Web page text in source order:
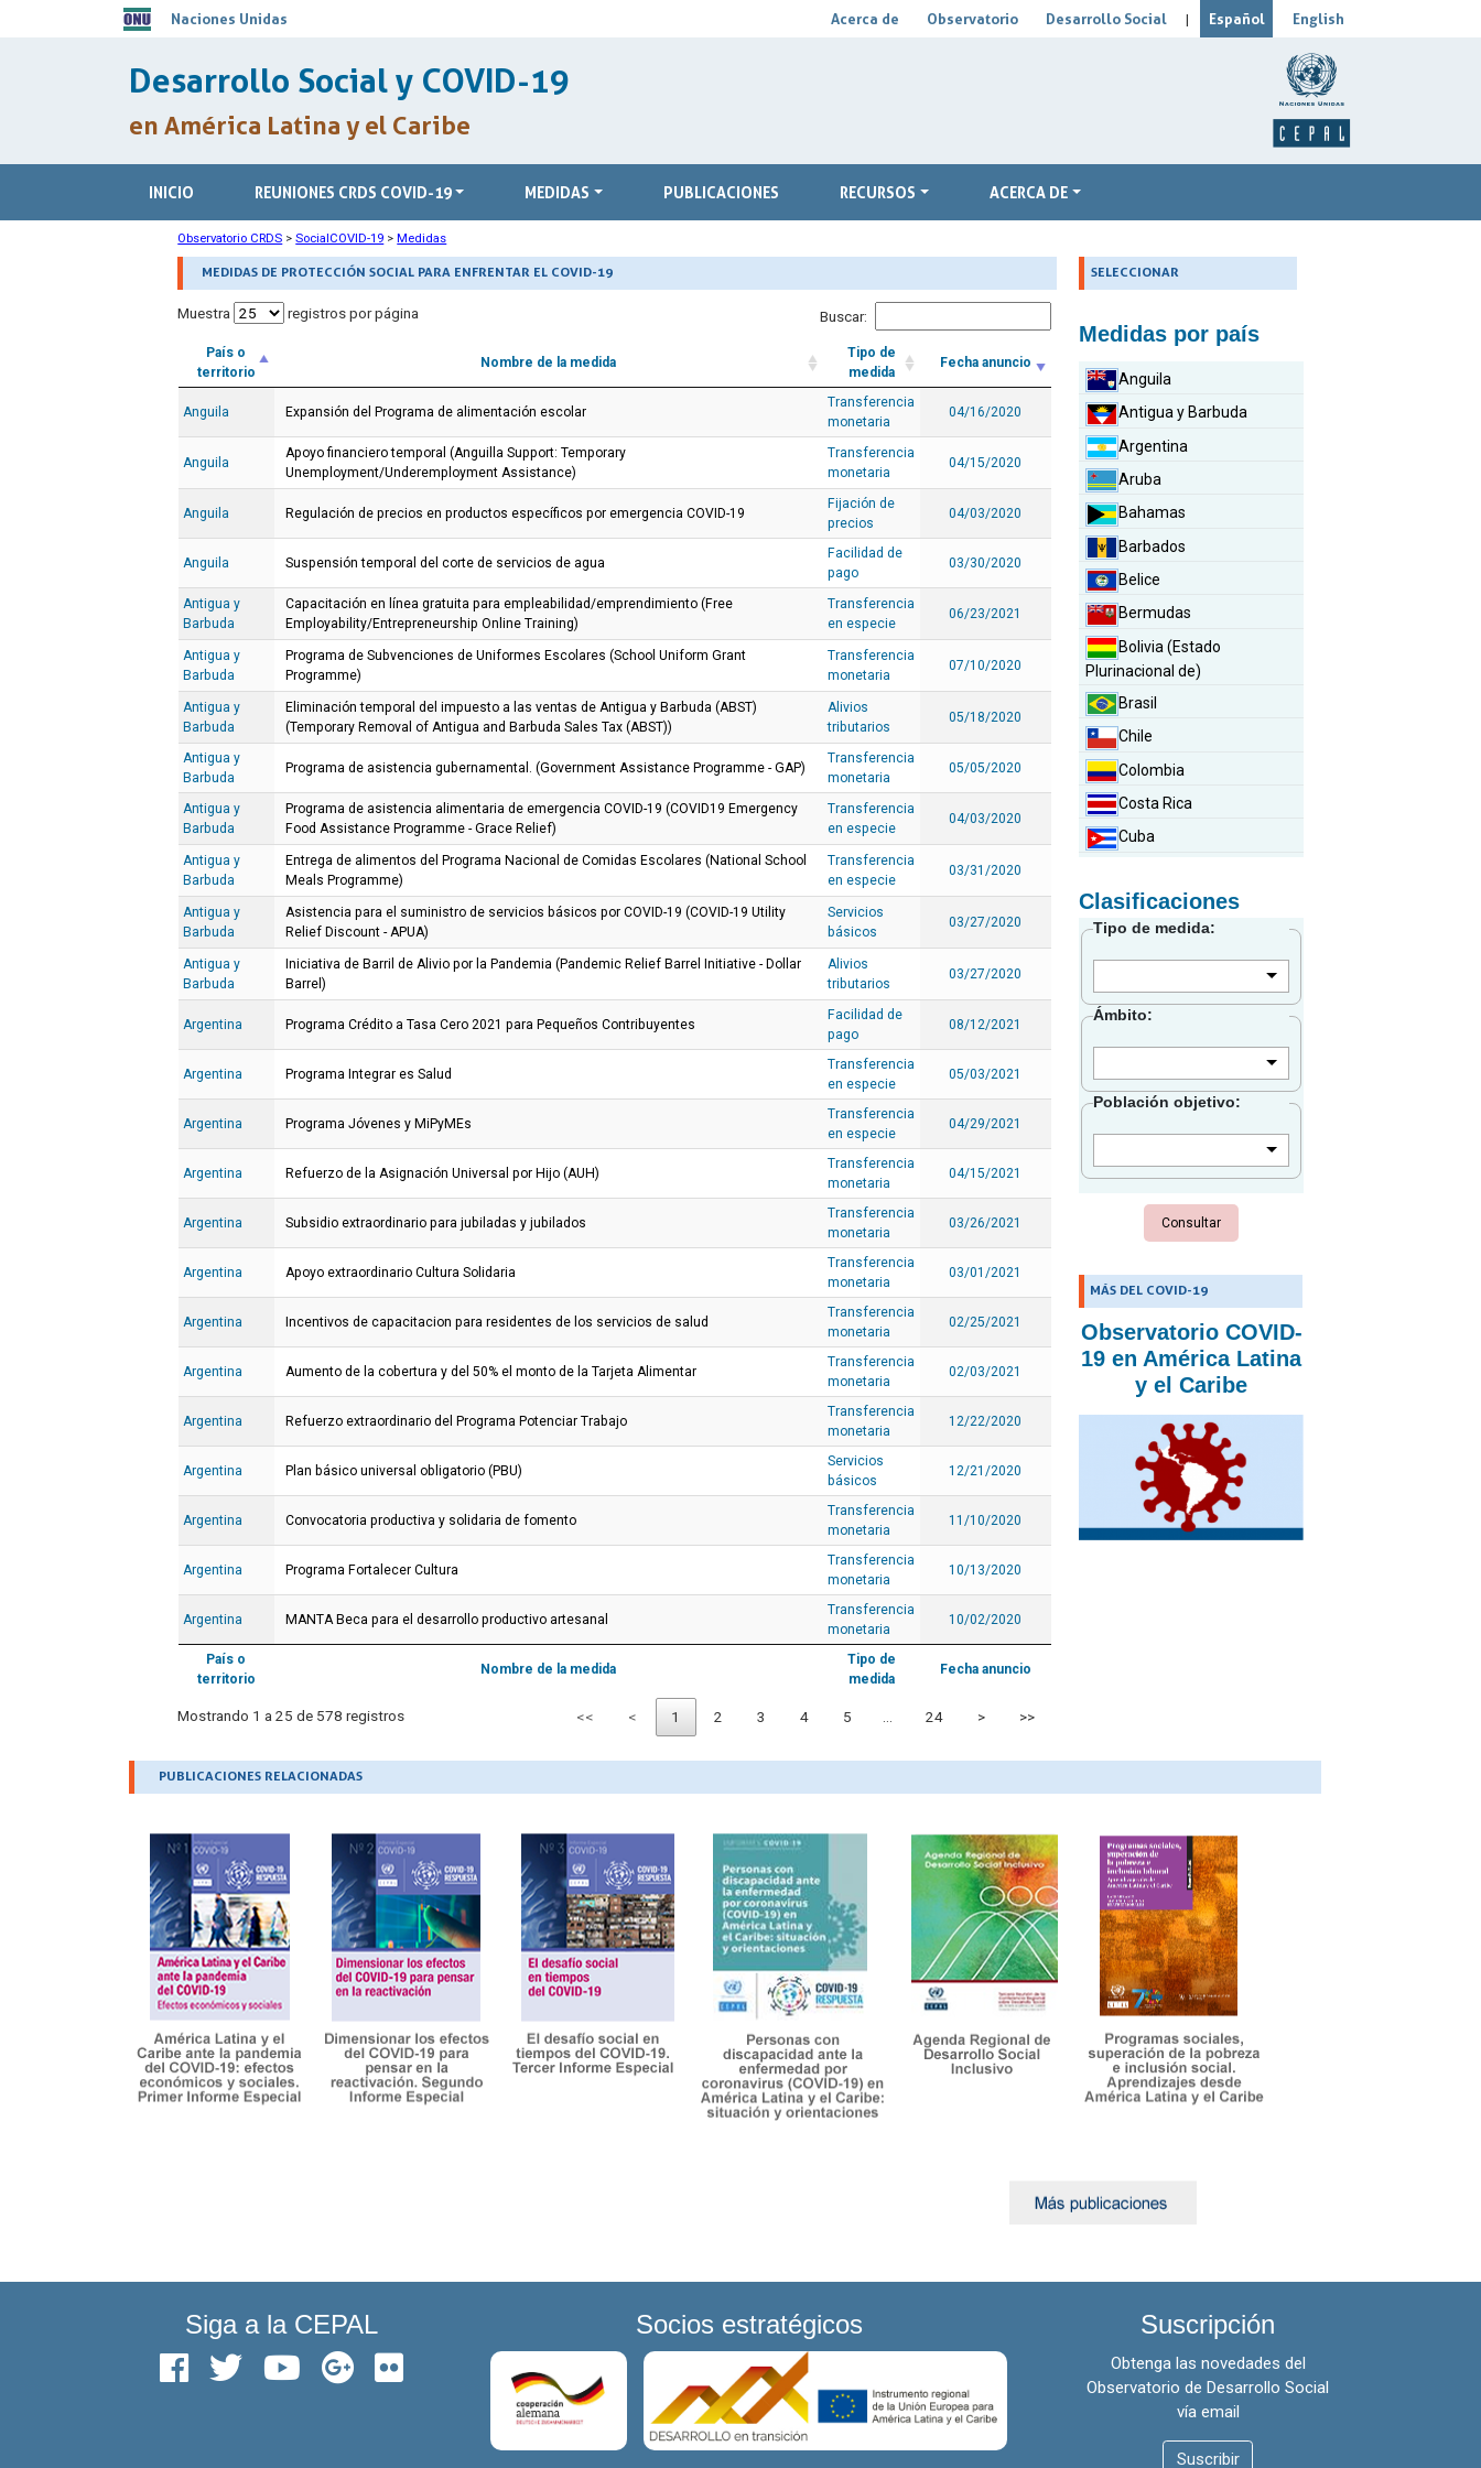
Naciones Unidas Acerca de Observatorio Desarrollo Social | Español English
Desarrollo Social y COVID-19
en América Latina y el Caribe
INICIO REUNIONES CRDS COVID-19 MEDIDAS PUBLICACIONES RECURSOS ACERCA DE
Observatorio CRDS >SocialCOVID-19 >Medidas
MEDIDAS DE PROTECCIÓN SOCIAL PARA ENFRENTAR EL COVID-19
Muestra registros por página Buscar:
País o
territorio
Nombre de la medida
Tipo de
medida
Fecha anuncio
Anguila Expansión del Programa de alimentación escolar
Transferencia
monetaria
04/16/2020
Anguila
Apoyo financiero temporal (Anguilla Support: Temporary
Unemployment/Underemployment Assistance)
Transferencia
monetaria
04/15/2020
Anguila Regulación de precios en productos específicos por emergencia COVID-19
Fijación de
precios
04/03/2020
Anguila Suspensión temporal del corte de servicios de agua
Facilidad de
pago
03/30/2020
Antigua y
Barbuda
Capacitación en línea gratuita para empleabilidad/emprendimiento (Free
Employability/Entrepreneurship Online Training)
Transferencia
en especie
06/23/2021
Antigua y
Barbuda
Programa de Subvenciones de Uniformes Escolares (School Uniform Grant
Programme)
Transferencia
monetaria
07/10/2020
Antigua y
Barbuda
Eliminación temporal del impuesto a las ventas de Antigua y Barbuda (ABST)
(Temporary Removal of Antigua and Barbuda Sales Tax (ABST))
Alivios
tributarios
05/18/2020
Antigua y
Barbuda
Programa de asistencia gubernamental. (Government Assistance Programme - GAP)
Transferencia
monetaria
05/05/2020
Antigua y
Barbuda
Programa de asistencia alimentaria de emergencia COVID-19 (COVID19 Emergency
Food Assistance Programme - Grace Relief)
Transferencia
en especie
04/03/2020
Antigua y
Barbuda
Entrega de alimentos del Programa Nacional de Comidas Escolares (National School
Meals Programme)
Transferencia
en especie
03/31/2020
Antigua y
Barbuda
Asistencia para el suministro de servicios básicos por COVID-19 (COVID-19 Utility
Relief Discount - APUA)
Servicios
básicos
03/27/2020
Antigua y
Barbuda
Iniciativa de Barril de Alivio por la Pandemia (Pandemic Relief Barrel Initiative - Dollar
Barrel)
Alivios
tributarios
03/27/2020
Argentina Programa Crédito a Tasa Cero 2021 para Pequeños Contribuyentes
Facilidad de
pago
08/12/2021
Argentina Programa Integrar es Salud
Transferencia
en especie
05/03/2021
Argentina Programa Jóvenes y MiPyMEs
Transferencia
en especie
04/29/2021
Argentina Refuerzo de la Asignación Universal por Hijo (AUH)
Transferencia
monetaria
04/15/2021
Argentina Subsidio extraordinario para jubiladas y jubilados
Transferencia
monetaria
03/26/2021
Argentina Apoyo extraordinario Cultura Solidaria
Transferencia
monetaria
03/01/2021
Argentina Incentivos de capacitacion para residentes de los servicios de salud
Transferencia
monetaria
02/25/2021
Argentina Aumento de la cobertura y del 50% el monto de la Tarjeta Alimentar
Transferencia
monetaria
02/03/2021
Argentina Refuerzo extraordinario del Programa Potenciar Trabajo
Transferencia
monetaria
12/22/2020
Argentina Plan básico universal obligatorio (PBU)
Servicios
básicos
12/21/2020
Argentina Convocatoria productiva y solidaria de fomento
Transferencia
monetaria
11/10/2020
Argentina Programa Fortalecer Cultura
Transferencia
monetaria
10/13/2020
Argentina MANTA Beca para el desarrollo productivo artesanal
Transferencia
monetaria
10/02/2020
País o
territorio
Nombre de la medida
Tipo de
medida
Fecha anuncio
Mostrando 1 a 25 de 578 registros << < 1 2 3 4 5 … 24 > >>
_SELECCIONAR
Medidas por país
Anguila
Antigua y Barbuda
Argentina
Aruba
Bahamas
Barbados
Belice
Bermudas
Bolivia (Estado
Plurinacional de)
Brasil
Chile
Colombia
Costa Rica
Cuba
Dominica
Ecuador
Granada
Guyana
Guayana Francesa
Haití
Honduras
Islas Caimán
Islas Turcas y Caicos
Islas Vírgenes Británicas
Islas Vírgenes de los
Estados Unidos
Jamaica
Martinica
Montserrat
México
Nicaragua
San Vicente y las
Sint Maarten
Suriname
Trinidad y Tabago
Uruguay
Venezuela (República
Bolivariana de)
Clasificaciones
Tipo de medida:
Ámbito:
Población objetivo:
MÁS DEL COVID-19
Observatorio COVID-
19 en América Latina
y el Caribe
PUBLICACIONES RELACIONADAS
Siga a la CEPAL Socios estratégicos Suscripción
Obtenga las novedades del
Observatorio de Desarrollo Social
vía email
Suscribir